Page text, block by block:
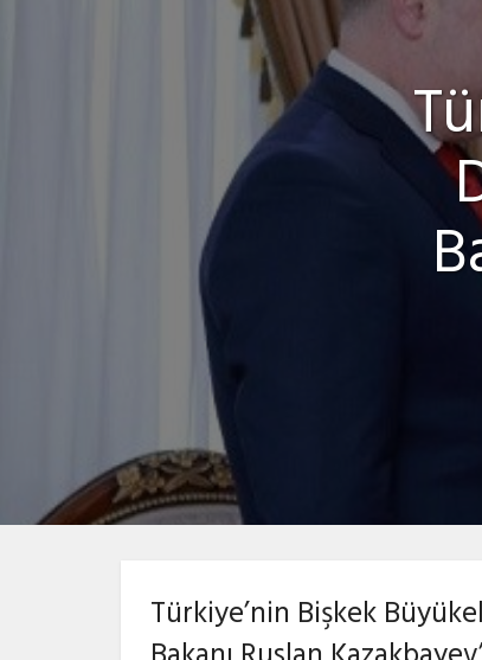
Türkiye’nin Bişkek